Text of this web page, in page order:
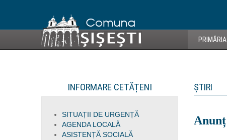
PRIMĂRIA
INFORMARE CETĂȚENI
SITUAȚII DE URGENȚĂ
AGENDA LOCALĂ
ASISTENȚĂ SOCIALĂ
ȘTIRI
Anunț